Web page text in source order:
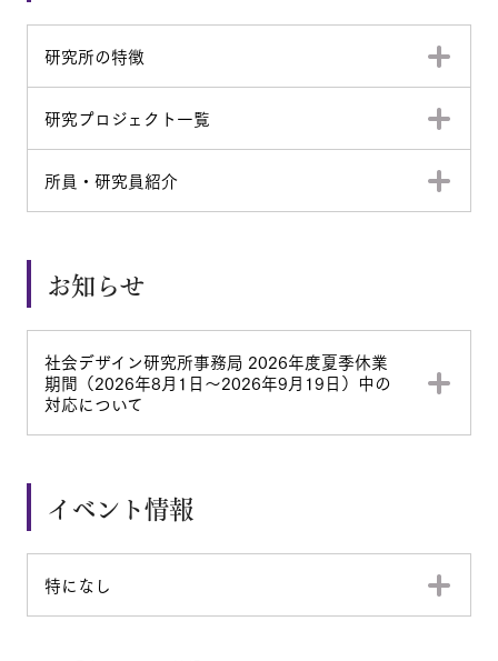
研究所の特徴
研究プロジェクト一覧
所員・研究員紹介
お知らせ
社会デザイン研究所事務局 2026年度夏季休業
期間（2026年8月1日～2026年9月19日）中の
対応について
イベント情報
特になし